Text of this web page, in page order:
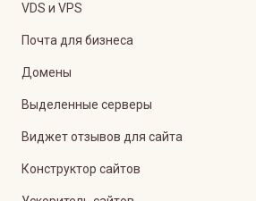
VDS и VPS
Почта для бизнеса
Домены
Выделенные серверы
Виджет отзывов для сайта
Конструктор сайтов